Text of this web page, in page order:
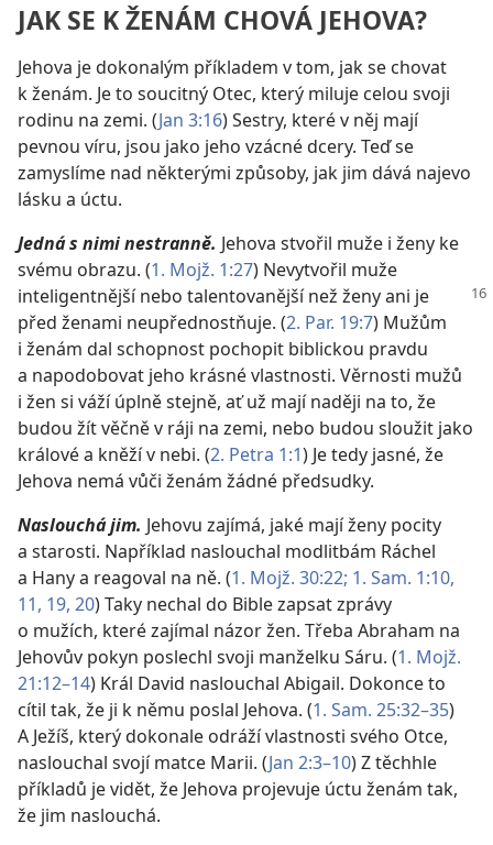
JAK SE K ŽENÁM CHOVÁ JEHOVA?
Jehova je dokonalým příkladem v tom, jak se chovat
k ženám. Je to soucitný Otec, který miluje celou svoji
rodinu na zemi. (Jan 3:16) Sestry, které v něj mají
pevnou víru, jsou jako jeho vzácné dcery. Teď se
zamyslíme nad některými způsoby, jak jim dává najevo
lásku a úctu.
Jedná s nimi nestranně. Jehova stvořil muže i ženy ke
svému obrazu. (1. Mojž. 1:27) Nevytvořil muže
inteligentnější nebo talentovanější než ženy ani je
před ženami neupřednostňuje. (2. Par. 19:7) Mužům
i ženám dal schopnost pochopit biblickou pravdu
a napodobovat jeho krásné vlastnosti. Věrnosti mužů
i žen si váží úplně stejně, ať už mají naději na to, že
budou žít věčně v ráji na zemi, nebo budou sloužit jako
králové a kněží v nebi. (2. Petra 1:1) Je tedy jasné, že
Jehova nemá vůči ženám žádné předsudky.
Naslouchá jim. Jehovu zajímá, jaké mají ženy pocity
a starosti. Například naslouchal modlitbám Ráchel
a Hany a reagoval na ně. (1. Mojž. 30:22; 1. Sam. 1:10,
11, 19, 20) Taky nechal do Bible zapsat zprávy
o mužích, které zajímal názor žen. Třeba Abraham na
Jehovův pokyn poslechl svoji manželku Sáru. (1. Mojž.
21:12–14) Král David naslouchal Abigail. Dokonce to
cítil tak, že ji k němu poslal Jehova. (1. Sam. 25:32–35)
A Ježíš, který dokonale odráží vlastnosti svého Otce,
naslouchal svojí matce Marii. (Jan 2:3–10) Z těchhle
příkladů je vidět, že Jehova projevuje úctu ženám tak,
že jim naslouchá.